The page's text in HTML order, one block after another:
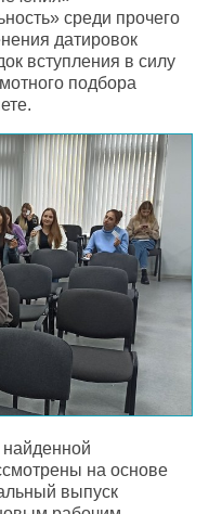
среди прочего
датировок
вступления в силу
подбора
найденной
на основе
выпуск